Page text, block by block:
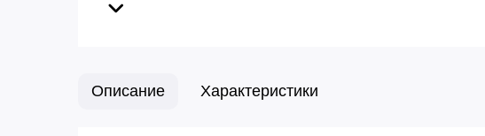
Описание Характеристики